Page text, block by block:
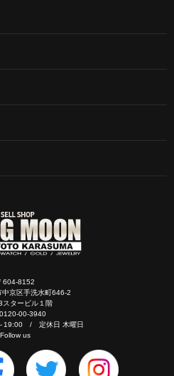
604-8152
中京区手洗水町646-2
スタービル１階
00-3940
19:00 / 定休日 木曜日
Follow us